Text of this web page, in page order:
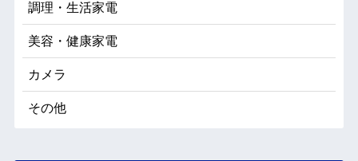
調理・生活家電
美容・健康家電
カメラ
その他